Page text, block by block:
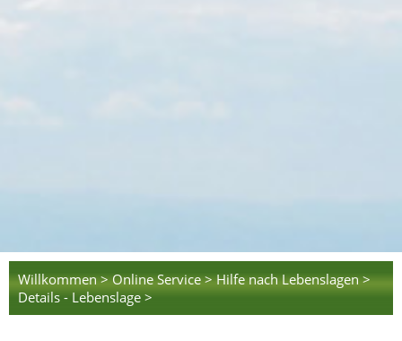
Willkommen > Online Service > Hilfe nach Lebenslagen >
Details - Lebenslage >